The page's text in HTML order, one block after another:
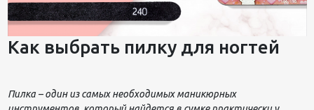
Как выбрать пилку для ногтей
Пилка – один из самых необходимых маникюрных